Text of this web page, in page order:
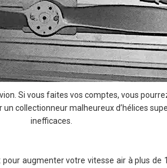
Si vous faites vos comptes, vous
collectionneur malheureux d’hélices
inefficaces.
augmenter votre vitesse air à plus